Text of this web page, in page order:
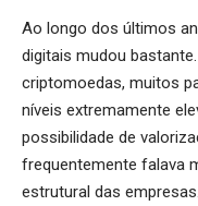
Ao longo dos últimos
digitais mudou
criptomoedas, muitos
níveis extremamente
possibilidade de
frequentemente falava
estrutural das empresas.